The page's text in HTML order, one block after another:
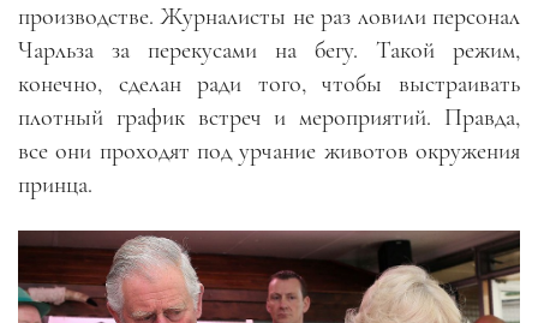
производстве. Журналисты не раз ловили персонал
Чарльза за перекусами на бегу. Такой режим,
конечно, сделан ради того, чтобы выстраивать
плотный график встреч и мероприятий. Правда,
все они проходят под урчание животов окружения
принца.